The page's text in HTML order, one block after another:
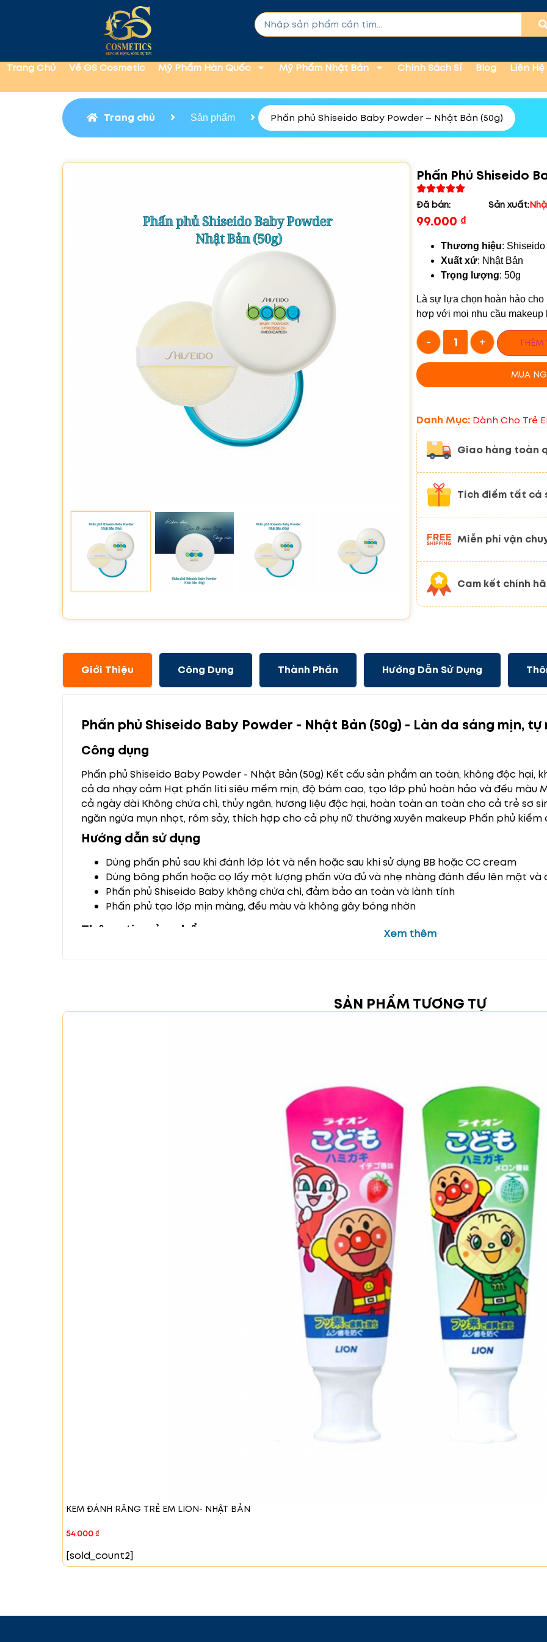
Trang Chủ Về GS Cosmetic Mỹ Phẩm Hàn Quốc Mỹ Phẩm Nhật Bản Chính Sách Sỉ Blog Liên Hệ
Trang chủ Sản phẩm Phấn phủ Shiseido Baby Powder – Nhật Bản (50g)
Phấn Phủ Shiseido
Đã bán: Sản xuất:
99.000 ₫
Thương hiệu: Shiseido
Xuất xứ: Nhật Bản
Trọng lượng: 50g
Là sự lựa chọn hoàn hảo
hợp với mọi nhu cầu makeup
- +
MUA
Danh Mục: Dành Cho Trẻ
Giao hàng toàn
Tích điểm tất cả
Miễn phí vận
Cam kết chính
Giới Thiệu Công Dụng Thành Phần Hướng Dẫn Sử Dụng
Phấn phủ Shiseido Baby Powder - Nhật Bản (50g) - Làn da sáng mịn,
Công dụng
Phấn phủ Shiseido Baby Powder - Nhật Bản (50g) Kết cấu sản phẩm an toàn, không độc hại,
cả da nhạy cảm Hạt phấn liti siêu mềm mịn, độ bám cao, tạo lớp phủ hoàn hảo và đều màu
cả ngày dài Không chứa chì, thủy ngân, hương liệu độc hại, hoàn toàn an toàn cho cả trẻ sơ
ngăn ngừa mụn nhọt, rôm sảy, thích hợp cho cả phụ nữ thường xuyên makeup Phấn phủ
Hướng dẫn sử dụng
Dùng phấn phủ sau khi đánh lớp lót và nền hoặc sau khi sử dụng BB hoặc CC cream
Dùng bông phấn hoặc cọ lấy một lượng phấn vừa đủ và nhẹ nhàng đánh đều lên mặt và
Phấn phủ Shiseido Baby không chứa chì, đảm bảo an toàn và lành tính
Phấn phủ tạo lớp mịn màng, đều màu và không gây bóng nhờn
Thông tin sản phẩm
Là sự lựa chọn hoàn hảo cho làn da mịn màng, tự nhiên và khỏe mạnh, phù hợp với mọi nhu
Xem thêm
SẢN PHẨM TƯƠNG TỰ
KEM ĐÁNH RĂNG TRẺ EM LION- NHẬT BẢN
54.000₫
[sold_count2]